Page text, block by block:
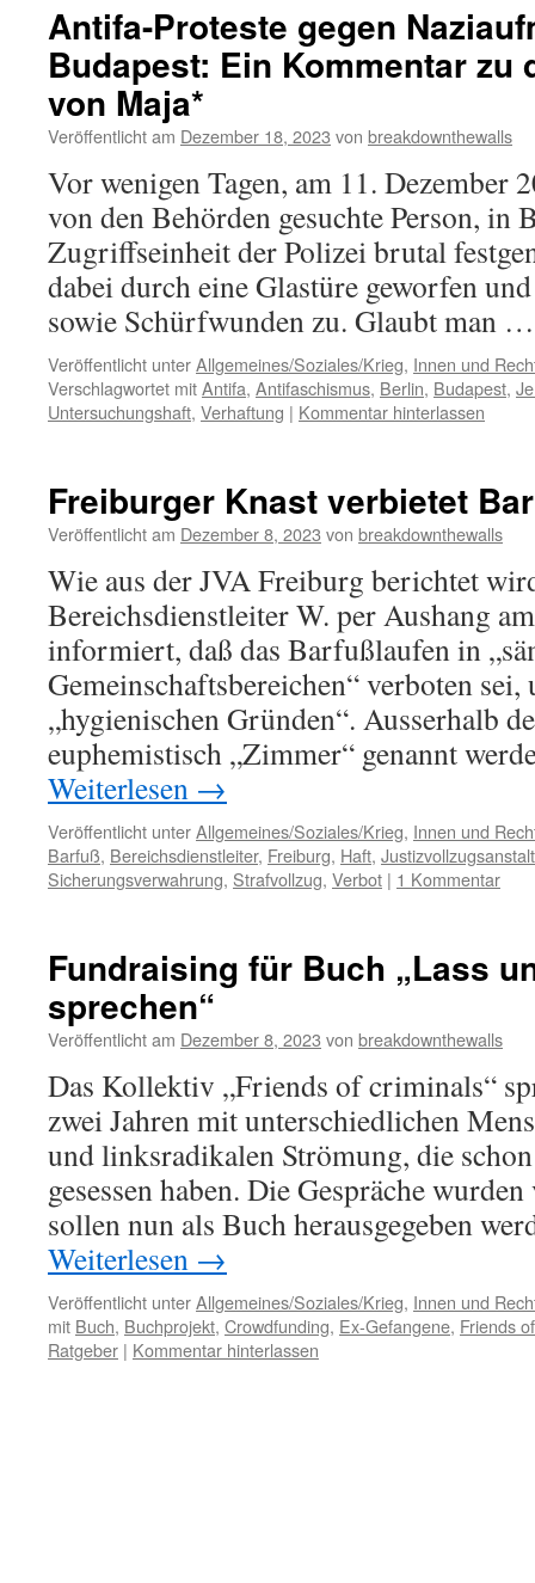
Antifa-Proteste gegen
Budapest: Ein Kommentar zu
von Maja*
Veröffentlicht am Dezember 18, 2023 von breakdownthewalls
Vor wenigen Tagen, am 11. Dezember
von den Behörden gesuchte Person, in
Zugriffseinheit der Polizei brutal
dabei durch eine Glastüre geworfen
sowie Schürfwunden zu. Glaubt man
Veröffentlicht unterAllgemeines/Soziales/Krieg, Innen und
Verschlagwortet mitAntifa, Antifaschismus, Berlin, Budapest,
Untersuchungshaft, Verhaftung | Kommentar hinterlassen
Freiburger Knast verbietet
Veröffentlicht am Dezember 8, 2023 von breakdownthewalls
Wie aus der JVA Freiburg berichtet
Bereichsdienstleiter W. per Aushang
informiert, daß das Barfußlaufen in
Gemeinschaftsbereichen“ verboten sei,
„hygienischen Gründen“. Ausserhalb
euphemistisch „Zimmer“ genannt
Weiterlesen →
Veröffentlicht unterAllgemeines/Soziales/Krieg, Innen und
Barfuß, Bereichsdienstleiter, Freiburg, Haft, Justizvollzugsanstalt
Sicherungsverwahrung, Strafvollzug, Verbot | 1 Kommentar
Fundraising für Buch „Lass
sprechen“
Veröffentlicht am Dezember 8, 2023 von breakdownthewalls
Das Kollektiv „Friends of criminals“
zwei Jahren mit unterschiedlichen
und linksradikalen Strömung, die
gesessen haben. Die Gespräche
sollen nun als Buch herausgegeben
Weiterlesen →
Veröffentlicht unterAllgemeines/Soziales/Krieg, Innen und
mit Buch, Buchprojekt, Crowdfunding, Ex-Gefangene, Friends
Ratgeber | Kommentar hinterlassen